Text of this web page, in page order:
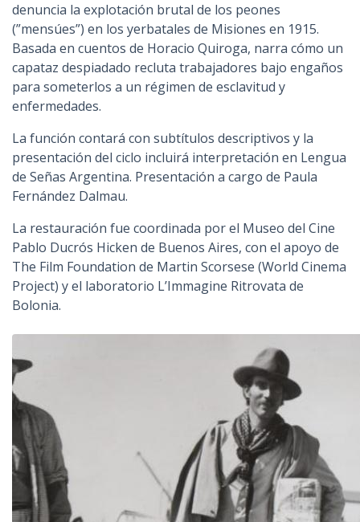
denuncia la explotación brutal de los peones
(”mensúes”) en los yerbatales de Misiones en 1915.
Basada en cuentos de Horacio Quiroga, narra cómo un
capataz despiadado recluta trabajadores bajo engaños
para someterlos a un régimen de esclavitud y
enfermedades.
La función contará con subtítulos descriptivos y la
presentación del ciclo incluirá interpretación en Lengua
de Señas Argentina. Presentación a cargo de Paula
Fernández Dalmau.
La restauración fue coordinada por el Museo del Cine
Pablo Ducrós Hicken de Buenos Aires, con el apoyo de
The Film Foundation de Martin Scorsese (World Cinema
Project) y el laboratorio L’Immagine Ritrovata de
Bolonia.